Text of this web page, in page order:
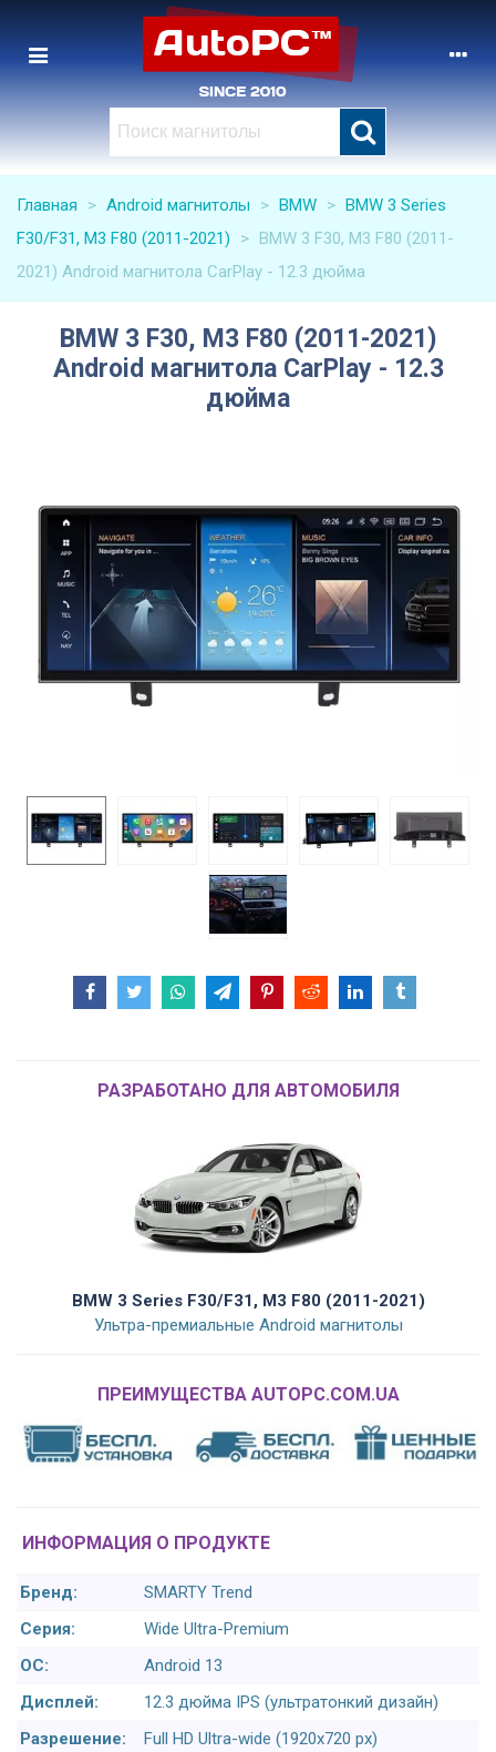
Главная > Android магнитолы > BMW > BMW 3 Series
F30/F31, M3 F80 (2011-2021)
> BMW 3 F30, M3 F80 (2011-
2021) Android магнитола CarPlay - 12.3 дюйма
BMW 3 F30, M3 F80 (2011-2021)
Android магнитола CarPlay - 12.3
дюйма
РАЗРАБОТАНО ДЛЯ АВТОМОБИЛЯ
BMW 3 Series F30/F31, M3 F80 (2011-2021)
Ультра-премиальные Android магнитолы
ПРЕИМУЩЕСТВА AUTOPC.COM.UA
ИНФОРМАЦИЯ О ПРОДУКТЕ
Бренд:
SMARTY Trend
Серия:
Wide Ultra-Premium
ОС:
Android 13
Дисплей:
12.3 дюйма IPS (ультратонкий дизайн)
Разрешение:
Full HD Ultra-wide (1920x720 px)